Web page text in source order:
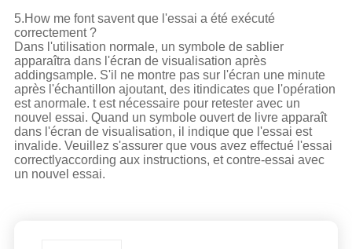
5.How me font savent que l'essai a été exécuté
correctement ?
Dans l'utilisation normale, un symbole de sablier
apparaîtra dans l'écran de visualisation après
addingsample. S'il ne montre pas sur l'écran une minute
après l'échantillon ajoutant, des itindicates que l'opération
est anormale. t est nécessaire pour retester avec un
nouvel essai. Quand un symbole ouvert de livre apparaît
dans l'écran de visualisation, il indique que l'essai est
invalide. Veuillez s'assurer que vous avez effectué l'essai
correctlyaccording aux instructions, et contre-essai avec
un nouvel essai.